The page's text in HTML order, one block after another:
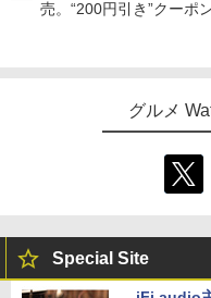
売。“200円引き”クーポ
グルメ
Special Site